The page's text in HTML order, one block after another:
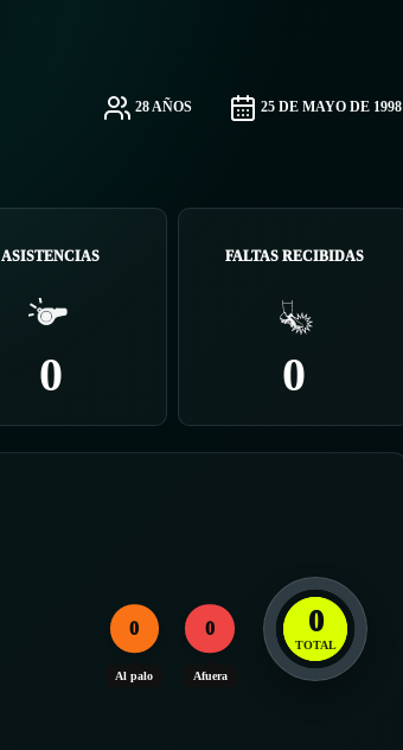
28 AÑOS 25 DE MAYO DE 1998
ASISTENCIAS
0
FALTAS RECIBIDAS
0
0
Al palo
0
Afuera
0
TOTAL